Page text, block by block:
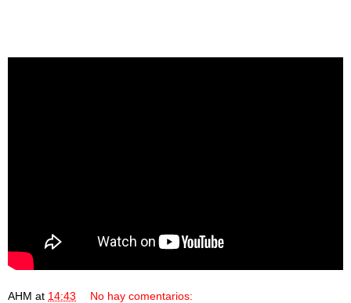
AHM at 14:43 No hay comentarios: